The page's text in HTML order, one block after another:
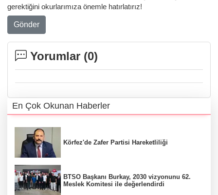
gerektiğini okurlarımıza önemle hatırlatırız!
Gönder
Yorumlar (0)
En Çok Okunan Haberler
Körfez'de Zafer Partisi Hareketliliği
BTSO Başkanı Burkay, 2030 vizyonunu 62.
Meslek Komitesi ile değerlendirdi